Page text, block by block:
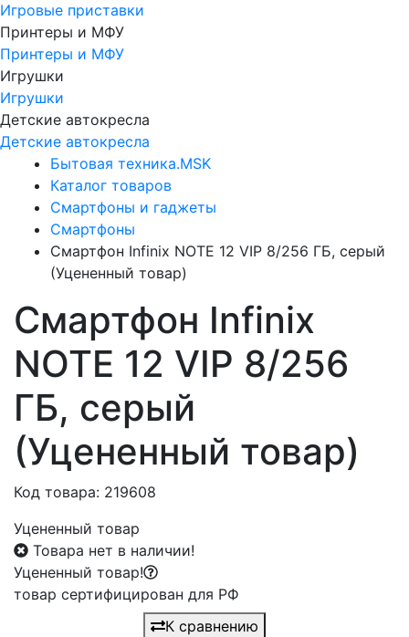
Игровые приставки
Принтеры и МФУ
Принтеры и МФУ
Игрушки
Игрушки
Детские автокресла
Детские автокресла
Бытовая техника.MSK
Каталог товаров
Смартфоны и гаджеты
Смартфоны
Смартфон Infinix NOTE 12 VIP 8/256 ГБ, серый
(Уцененный товар)
Смартфон Infinix
NOTE 12 VIP 8/256
ГБ, серый
(Уцененный товар)
Код товара: 219608
Уцененный товар
Товара нет в наличии!
Уцененный товар!
товар сертифицирован для РФ
К сравнению